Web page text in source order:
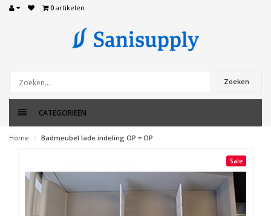
0 artikelen
Zoeken
CATEGORIEËN
Home Badmeubel lade indeling OP = OP
Sale